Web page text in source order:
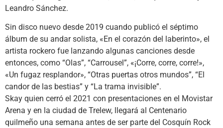
Leandro Sánchez.
Sin disco nuevo desde 2019 cuando publicó el séptimo
álbum de su andar solista, «En el corazón del laberinto», el
artista rockero fue lanzando algunas canciones desde
entonces, como “Olas”, “Carrousel”, «¡Corre, corre, corre!»,
«Un fugaz resplandor», “Otras puertas otros mundos”, “El
candor de las bestias” y “La trama invisible”.
Skay quien cerró el 2021 con presentaciones en el Movistar
Arena y en la ciudad de Trelew, llegará al Centenario
quilmeño una semana antes de ser parte del Cosquín Rock